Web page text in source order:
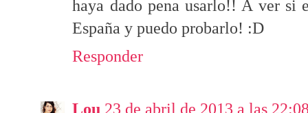
haya dado pena usarlo!! A ver si
España y puedo probarlo! :D
Responder
Lou 23 de abril de 2013 a las